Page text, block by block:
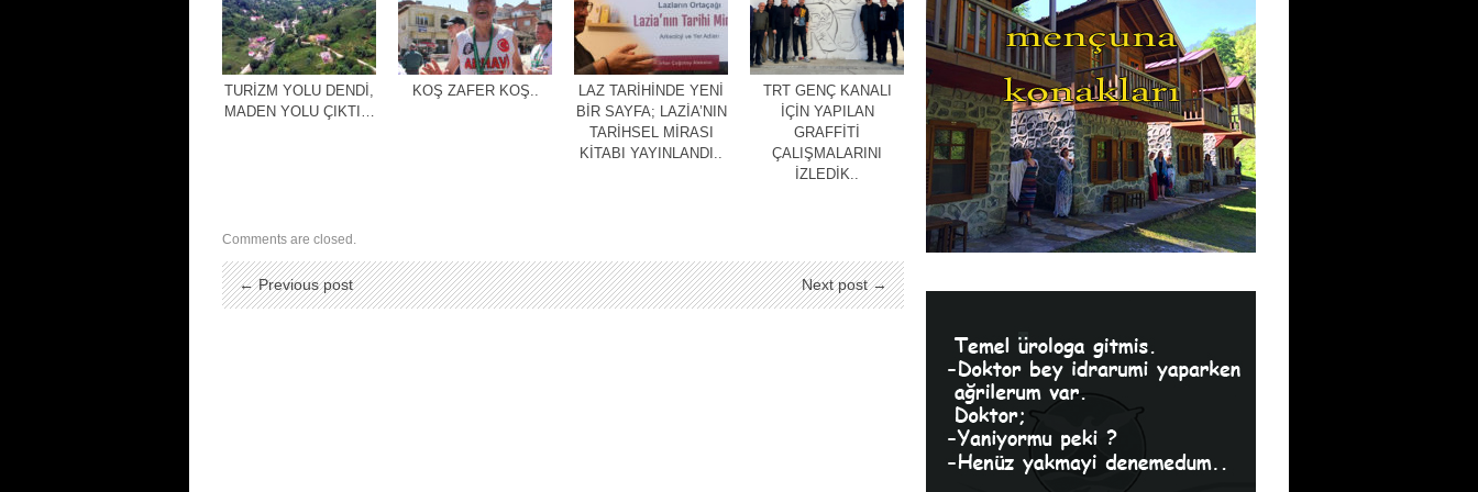
TURİZM YOLU DENDİ,
MADEN YOLU ÇIKTI…
KOŞ ZAFER KOŞ..
LAZ TARİHİNDE YENİ
BİR SAYFA; LAZİA’NIN
TARİHSEL MİRASI
KİTABI YAYINLANDI..
TRT GENÇ KANALI
İÇİN YAPILAN
GRAFFİTİ
ÇALIŞMALARINI
İZLEDİK..
Comments are closed.
← Previous post Next post →